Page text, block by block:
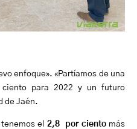
enfoque». «Partíamos de una
para 2022 y un futuro
de Jaén.
tenemos el2,8 por cientomás